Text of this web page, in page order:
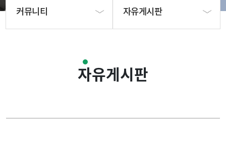
커뮤니티 자유게시판
과동아리 활동
자유게시판